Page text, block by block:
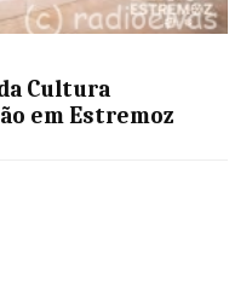
Cultura
em Estremoz